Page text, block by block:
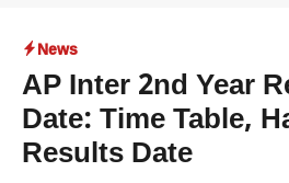
News
AP Inter 2nd Year
Date: Time Table,
Results Date